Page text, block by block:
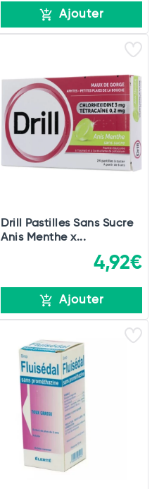
Ajouter
Drill Pastilles Sans Sucre
Anis Menthe x...
4,92€
Ajouter